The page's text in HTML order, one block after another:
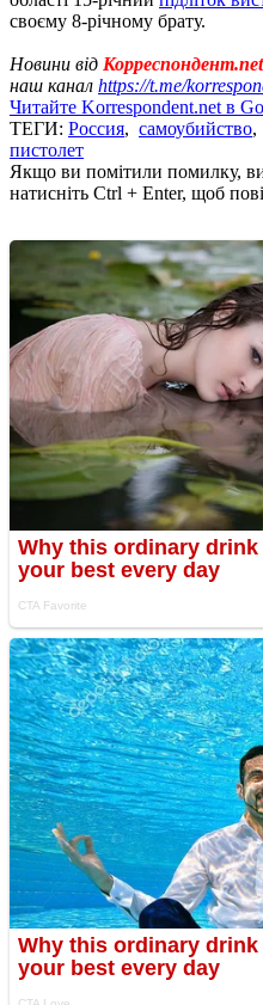
своєму 8-річному брату.
Новини від Корреспондент.net
наш канал https://t.me/
Читайте Korrespondent.net в
ТЕГИ: Россия, самоубийство,
пистолет
Якщо ви помітили помилку,
натисніть Ctrl + Enter, щоб